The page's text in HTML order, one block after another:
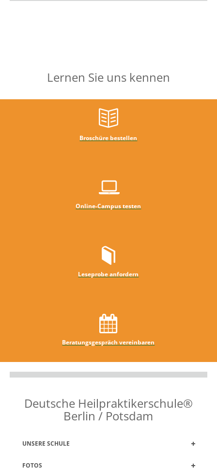
Lernen Sie uns kennen
Broschüre bestellen
Online-Campus testen
Leseprobe anfordern
Beratungsgespräch vereinbaren
Deutsche Heilpraktikerschule®
Berlin / Potsdam
UNSERE SCHULE
FOTOS